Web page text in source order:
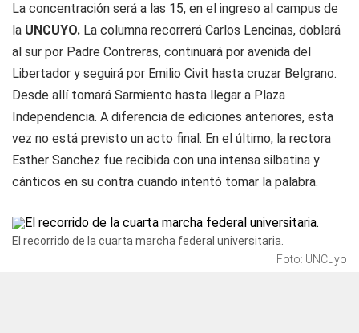
La concentración será a las 15, en el ingreso al campus de
la UNCUYO. La columna recorrerá Carlos Lencinas, doblará
al sur por Padre Contreras, continuará por avenida del
Libertador y seguirá por Emilio Civit hasta cruzar Belgrano.
Desde allí tomará Sarmiento hasta llegar a Plaza
Independencia. A diferencia de ediciones anteriores, esta
vez no está previsto un acto final. En el último, la rectora
Esther Sanchez fue recibida con una intensa silbatina y
cánticos en su contra cuando intentó tomar la palabra.
El recorrido de la cuarta marcha federal universitaria.
Foto: UNCuyo